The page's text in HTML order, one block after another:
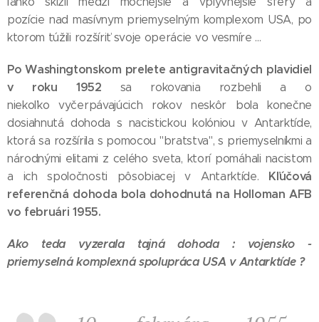
pozície nad masívnym priemyselným komplexom USA, po
ktorom túžili rozšíriť svoje operácie vo vesmíre ...
Po Washingtonskom prelete antigravitačných plavidiel
v roku 1952 sa rokovania rozbehli a o
niekoľko vyčerpávajúcich rokov neskôr bola konečne
dosiahnutá dohoda s nacistickou kolóniou v Antarktíde,
ktorá sa rozšírila s pomocou "bratstva", s priemyselníkmi a
národnými elitami z celého sveta, ktorí pomáhali nacistom
a ich spoločnosti pôsobiacej v Antarktíde. Kľúčová
referenčná dohoda bola dohodnutá na Holloman AFB
vo februári 1955.
Ako teda vyzerala tajná dohoda : vojensko -
priemyselná komplexná spolupráca USA v Antarktíde ?